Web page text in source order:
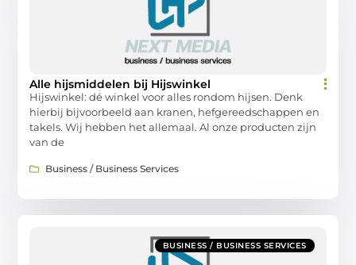
Alle hijsmiddelen bij Hijswinkel
Hijswinkel: dé winkel voor alles rondom hijsen. Denk
hierbij bijvoorbeeld aan kranen, hefgereedschappen en
takels. Wij hebben het allemaal. Al onze producten zijn
van de
Business / Business Services
BUSINESS / BUSINESS SERVICES